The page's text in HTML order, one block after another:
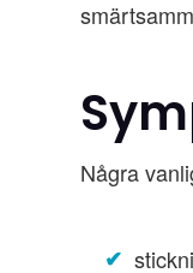
Några